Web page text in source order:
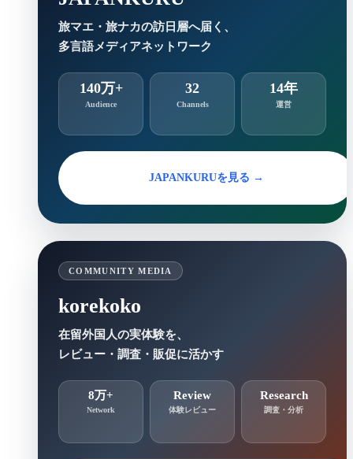
旅マエ・旅ナカの訪日層へ届く、
多言語メディアネットワーク
140万+
Audience
32
Channels
14年
運営
JAPANKURUを見る →
COMMUNITY MEDIA
korekoko
在留外国人の実体験を、
レビュー・調査・販促に活かす
8万+
Network
Review
体験レビュー
Research
調査・分析